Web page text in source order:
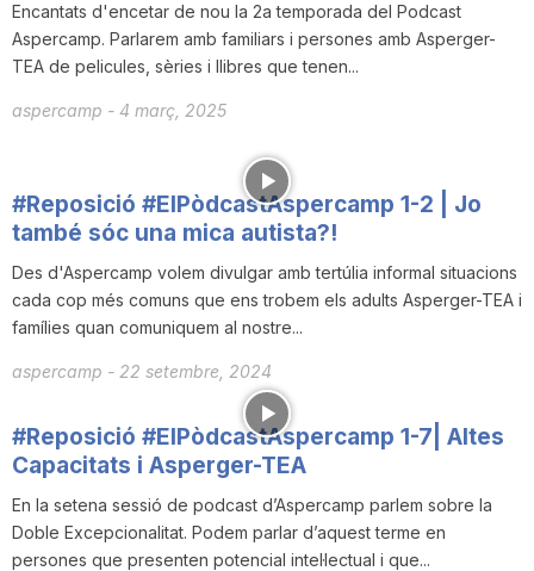
o
a
Encantats d'encetar de nou la 2a temporada del Podcast
Aspercamp. Parlarem amb familiars i persones amb Asperger-
TEA de pelicules, sèries i llibres que tenen...
aspercamp - 4 març, 2025
#Reposició #ElPòdcastAspercamp 1-2 | Jo
també sóc una mica autista?!
Des d'Aspercamp volem divulgar amb tertúlia informal situacions
cada cop més comuns que ens trobem els adults Asperger-TEA i
famílies quan comuniquem al nostre...
aspercamp - 22 setembre, 2024
#Reposició #ElPòdcastAspercamp 1-7| Altes
Capacitats i Asperger-TEA
En la setena sessió de podcast d’Aspercamp parlem sobre la
Doble Excepcionalitat. Podem parlar d’aquest terme en
persones que presenten potencial intel·lectual i que...